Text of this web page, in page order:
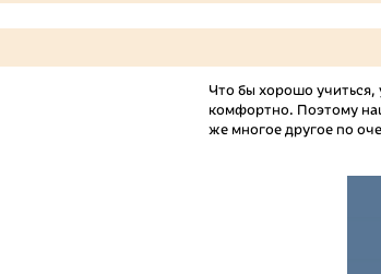
Что бы хорошо учиться,
комфортно. Поэтому
же многое другое по